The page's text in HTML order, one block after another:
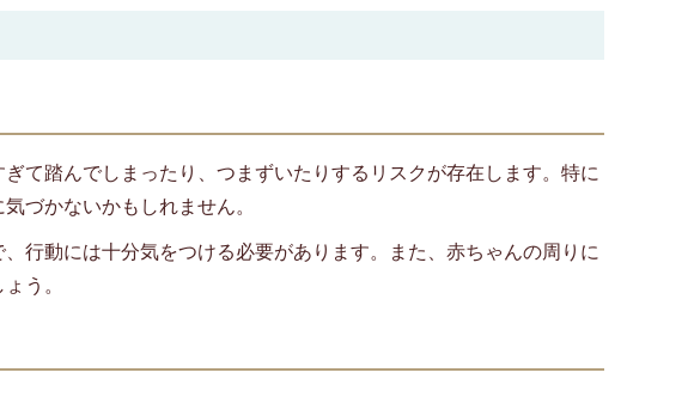
て踏んでしまったり、つまずいたりするリスクが存在します。特に
づかないかもしれません。
行動には十分気をつける必要があります。また、赤ちゃんの周りに
う。